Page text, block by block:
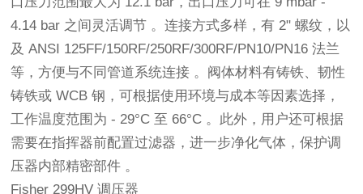
4.14 bar 之间灵活调节 。连接方式多样，有 2" 螺纹，以
及 ANSI 125FF/150RF/250RF/300RF/PN10/PN16 法兰
等，方便与不同管道系统连接 。阀体材料有铸铁、韧性
铸铁或 WCB 钢，可根据使用环境与成本等因素选择，
工作温度范围为 - 29°C 至 66°C 。此外，用户还可根据
需要在指挥器前配置过滤器，进一步净化气体，保护调
压器内部精密部件 。
Fisher 299HV 调压器